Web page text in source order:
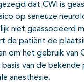
dat CWI is
op serieuze
niet geassocieerd
de patiënt de
om het gebruik van
van de
anesthesie.